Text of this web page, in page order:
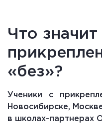
Что значит
«без»?
Ученики с
Новосибирске,
в школах-партнерах